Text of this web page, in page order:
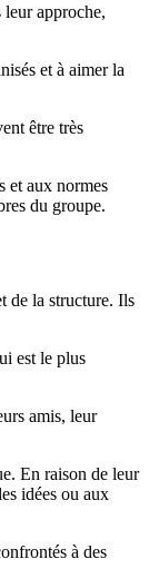
leur approche,
et à aimer la
être très
et aux normes
du groupe.
de la structure. Ils
est le plus
amis, leur
En raison de leur
idées ou aux
à des